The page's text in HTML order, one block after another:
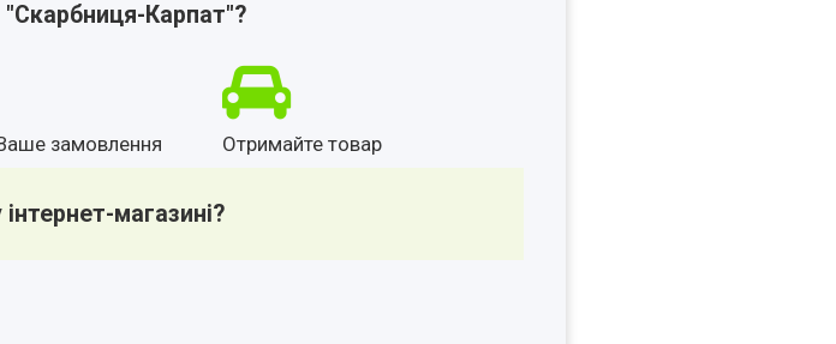
"Скарбниця-Карпат"?
замовлення Отримайте товар
магазині?